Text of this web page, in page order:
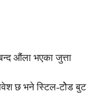
बन्द औंला भएका जुत्ता
छ भने स्टिल-टोेड बुट